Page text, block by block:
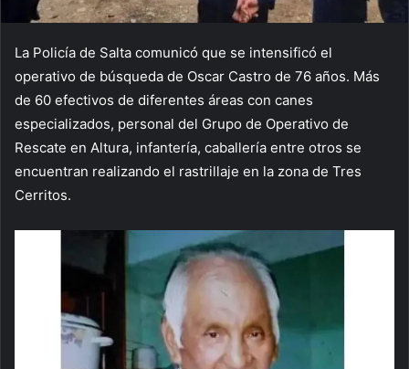
La Policía de Salta comunicó que se intensificó el
operativo de búsqueda de Oscar Castro de 76 años. Más
de 60 efectivos de diferentes áreas con canes
especializados, personal del Grupo de Operativo de
Rescate en Altura, infantería, caballería entre otros se
encuentran realizando el rastrillaje en la zona de Tres
Cerritos.